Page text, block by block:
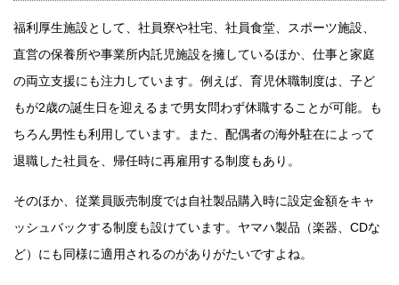
福利厚生施設として、社員寮や社宅、社員食堂、スポーツ施設、
直営の保養所や事業所内託児施設を擁しているほか、仕事と家庭
の両立支援にも注力しています。例えば、育児休職制度は、子ど
もが2歳の誕生日を迎えるまで男女問わず休職することが可能。も
ちろん男性も利用しています。また、配偶者の海外駐在によって
退職した社員を、帰任時に再雇用する制度もあり。
そのほか、従業員販売制度では自社製品購入時に設定金額をキャ
ッシュバックする制度も設けています。ヤマハ製品（楽器、CDな
ど）にも同様に適用されるのがありがたいですよね。